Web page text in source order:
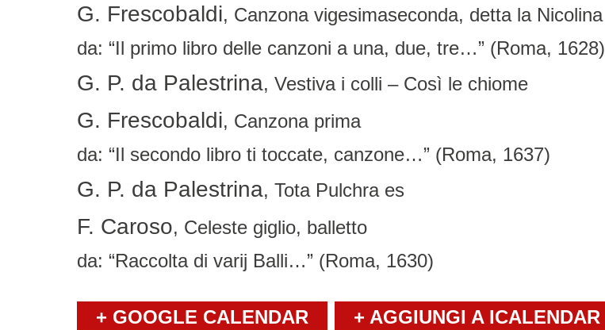
G. Frescobaldi, Canzona vigesimaseconda, detta la Nicolina
da: “Il primo libro delle canzoni a una, due, tre…” (Roma, 1628)
G. P. da Palestrina, Vestiva i colli – Così le chiome
G. Frescobaldi, Canzona prima
da: “Il secondo libro ti toccate, canzone…” (Roma, 1637)
G. P. da Palestrina, Tota Pulchra es
F. Caroso, Celeste giglio, balletto
da: “Raccolta di varij Balli…” (Roma, 1630)
+ GOOGLE CALENDAR + AGGIUNGI A ICALENDAR